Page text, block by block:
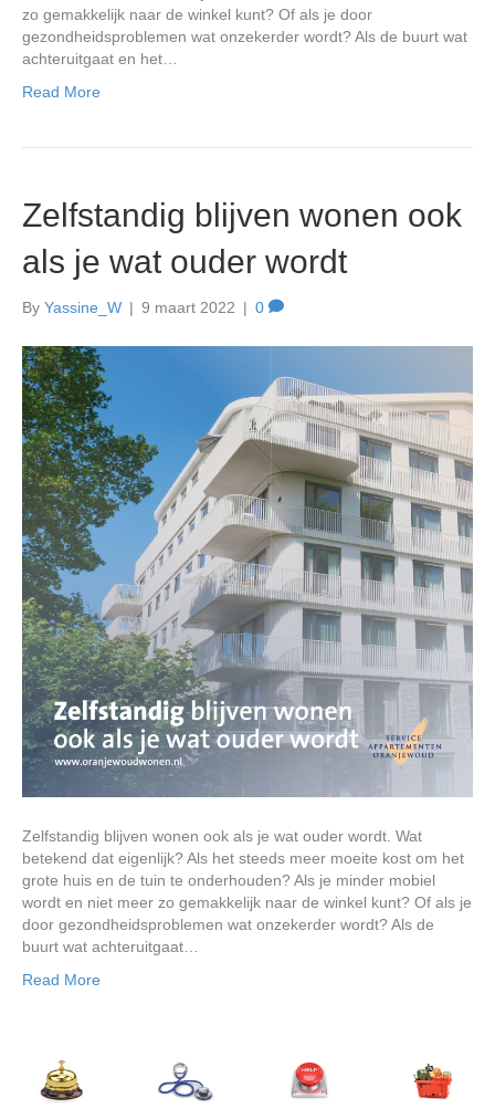
zo gemakkelijk naar de winkel kunt? Of als je door
gezondheidsproblemen wat onzekerder wordt? Als de buurt wat
achteruitgaat en het…
Read More
Zelfstandig blijven wonen ook
als je wat ouder wordt
By Yassine_W | 9 maart 2022 | 0
Zelfstandig blijven wonen ook als je wat ouder wordt. Wat
betekend dat eigenlijk? Als het steeds meer moeite kost om het
grote huis en de tuin te onderhouden? Als je minder mobiel
wordt en niet meer zo gemakkelijk naar de winkel kunt? Of als je
door gezondheidsproblemen wat onzekerder wordt? Als de
buurt wat achteruitgaat…
Read More